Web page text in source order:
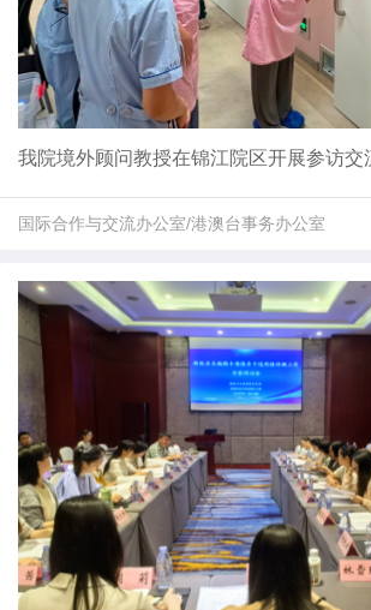
我院境外顾问教授在锦江院区开展参访交
国际合作与交流办公室/港澳台事务办公室